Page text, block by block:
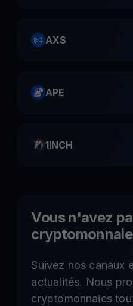
AXS
APE
1INCH
Vous n'avez
Suivez nos canaux
actualités. Nous
cryptomonnaies